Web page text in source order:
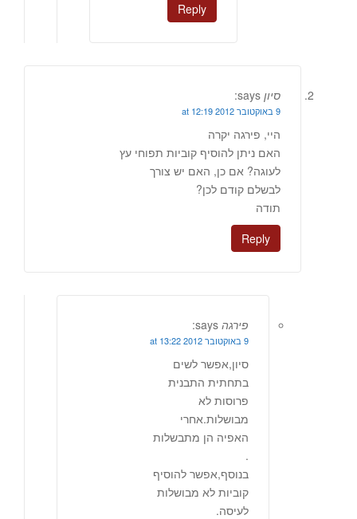
Reply
סיון says:
9 באוקטובר 2012 at 12:19
היי, פירגה יקרה
האם ניתן להוסיף קוביות תפוחי עץ
לעוגה? אם כן, האם יש צורך
לבשלם קודם לכן?
תודה
Reply
פירגה says:
9 באוקטובר 2012 at 13:22
סיון,אפשר לשים
בתחתית התבנית
פרוסות לא
מבושלות.אחרי
האפיה הן מתבשלות
.
בנוסף,אפשר להוסיף
קוביות לא מבושלות
לעיסה.